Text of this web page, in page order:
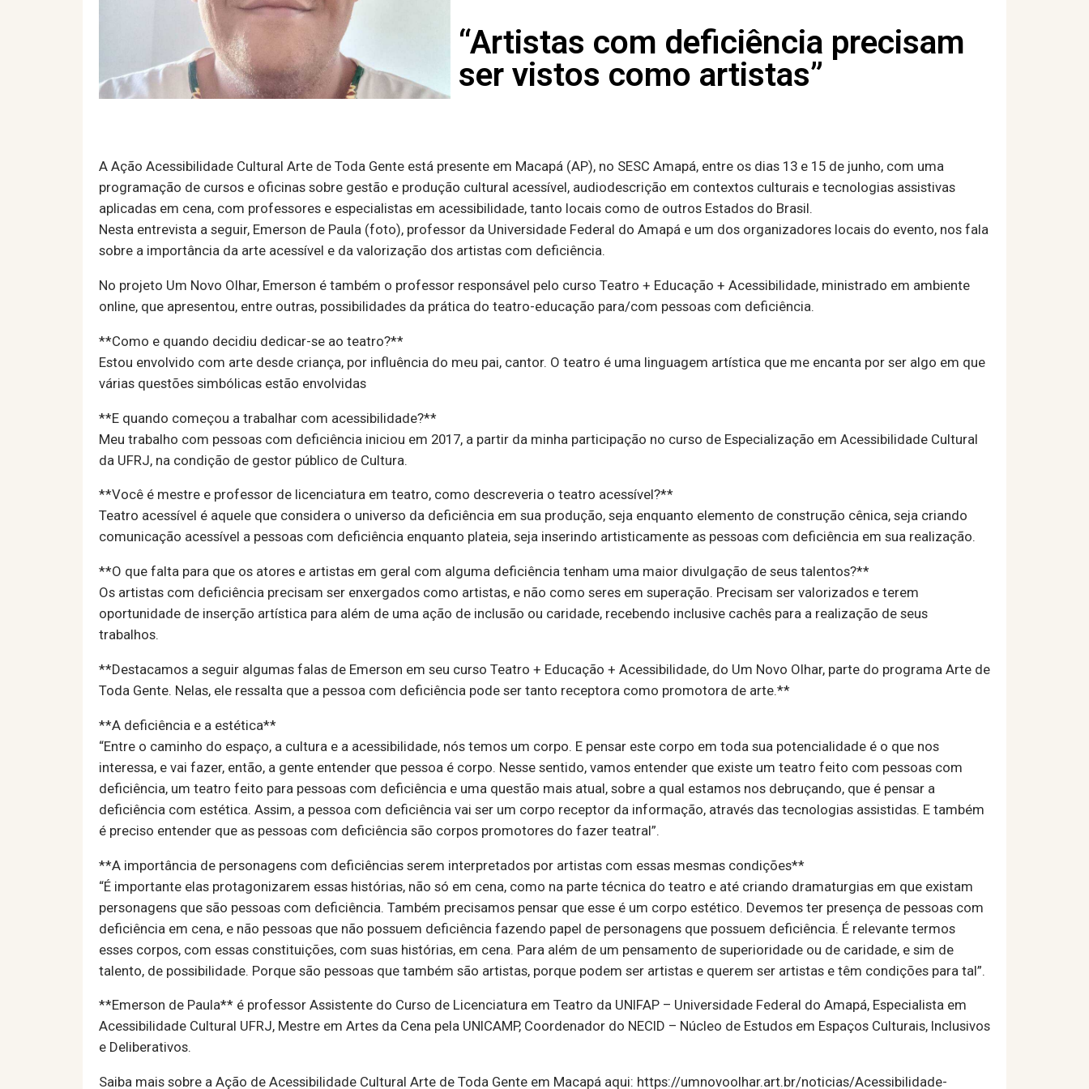
“Artistas com deficiência precisam
ser vistos como artistas”
A Ação Acessibilidade Cultural Arte de Toda Gente está presente em Macapá (AP), no SESC Amapá, entre os dias 13 e 15 de junho, com uma
programação de cursos e oficinas sobre gestão e produção cultural acessível, audiodescrição em contextos culturais e tecnologias assistivas
aplicadas em cena, com professores e especialistas em acessibilidade, tanto locais como de outros Estados do Brasil.
Nesta entrevista a seguir, Emerson de Paula (foto), professor da Universidade Federal do Amapá e um dos organizadores locais do evento, nos fala
sobre a importância da arte acessível e da valorização dos artistas com deficiência.
No projeto Um Novo Olhar, Emerson é também o professor responsável pelo curso Teatro + Educação + Acessibilidade, ministrado em ambiente
online, que apresentou, entre outras, possibilidades da prática do teatro-educação para/com pessoas com deficiência.
**Como e quando decidiu dedicar-se ao teatro?**
Estou envolvido com arte desde criança, por influência do meu pai, cantor. O teatro é uma linguagem artística que me encanta por ser algo em que
várias questões simbólicas estão envolvidas
**E quando começou a trabalhar com acessibilidade?**
Meu trabalho com pessoas com deficiência iniciou em 2017, a partir da minha participação no curso de Especialização em Acessibilidade Cultural
da UFRJ, na condição de gestor público de Cultura.
**Você é mestre e professor de licenciatura em teatro, como descreveria o teatro acessível?**
Teatro acessível é aquele que considera o universo da deficiência em sua produção, seja enquanto elemento de construção cênica, seja criando
comunicação acessível a pessoas com deficiência enquanto plateia, seja inserindo artisticamente as pessoas com deficiência em sua realização.
**O que falta para que os atores e artistas em geral com alguma deficiência tenham uma maior divulgação de seus talentos?**
Os artistas com deficiência precisam ser enxergados como artistas, e não como seres em superação. Precisam ser valorizados e terem
oportunidade de inserção artística para além de uma ação de inclusão ou caridade, recebendo inclusive cachês para a realização de seus
trabalhos.
**Destacamos a seguir algumas falas de Emerson em seu curso Teatro + Educação + Acessibilidade, do Um Novo Olhar, parte do programa Arte de
Toda Gente. Nelas, ele ressalta que a pessoa com deficiência pode ser tanto receptora como promotora de arte.**
**A deficiência e a estética**
“Entre o caminho do espaço, a cultura e a acessibilidade, nós temos um corpo. E pensar este corpo em toda sua potencialidade é o que nos
interessa, e vai fazer, então, a gente entender que pessoa é corpo. Nesse sentido, vamos entender que existe um teatro feito com pessoas com
deficiência, um teatro feito para pessoas com deficiência e uma questão mais atual, sobre a qual estamos nos debruçando, que é pensar a
deficiência com estética. Assim, a pessoa com deficiência vai ser um corpo receptor da informação, através das tecnologias assistidas. E também
é preciso entender que as pessoas com deficiência são corpos promotores do fazer teatral”.
**A importância de personagens com deficiências serem interpretados por artistas com essas mesmas condições**
“É importante elas protagonizarem essas histórias, não só em cena, como na parte técnica do teatro e até criando dramaturgias em que existam
personagens que são pessoas com deficiência. Também precisamos pensar que esse é um corpo estético. Devemos ter presença de pessoas com
deficiência em cena, e não pessoas que não possuem deficiência fazendo papel de personagens que possuem deficiência. É relevante termos
esses corpos, com essas constituições, com suas histórias, em cena. Para além de um pensamento de superioridade ou de caridade, e sim de
talento, de possibilidade. Porque são pessoas que também são artistas, porque podem ser artistas e querem ser artistas e têm condições para tal”.
**Emerson de Paula** é professor Assistente do Curso de Licenciatura em Teatro da UNIFAP – Universidade Federal do Amapá, Especialista em
Acessibilidade Cultural UFRJ, Mestre em Artes da Cena pela UNICAMP, Coordenador do NECID – Núcleo de Estudos em Espaços Culturais, Inclusivos
e Deliberativos.
Saiba mais sobre a Ação de Acessibilidade Cultural Arte de Toda Gente em Macapá aqui: https://umnovoolhar.art.br/noticias/Acessibilidade-